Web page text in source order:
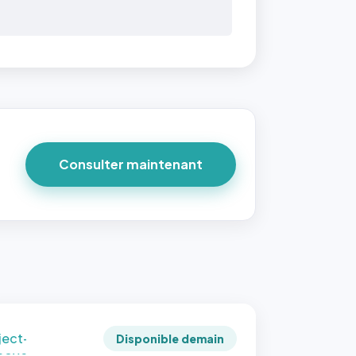
Consulter maintenant
par
1:1
Disponible demain